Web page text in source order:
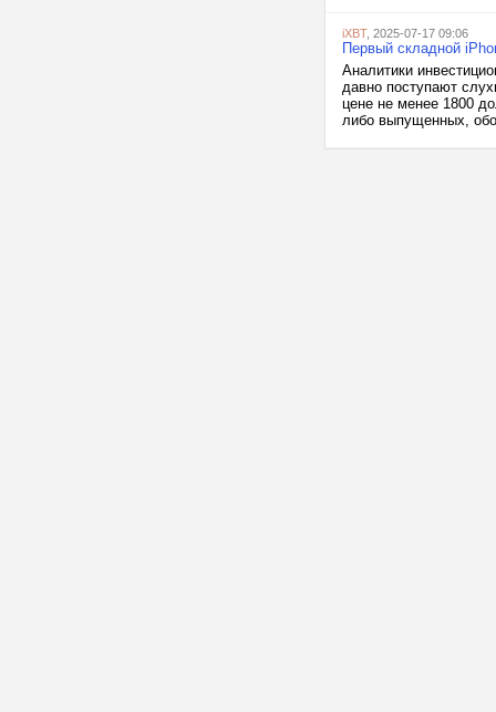
iXBT, 2025-07-17 09:06
Первый складной
Аналитики
давно поступают
цене не менее 1800
либо выпущенных,